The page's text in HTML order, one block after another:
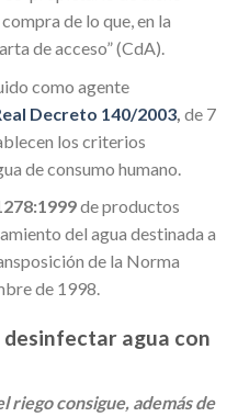
de lo que, en la
de acceso” (CdA).
como agente
Decreto 140/2003, de 7
los criterios
de consumo humano.
de productos
del agua destinada a
de la Norma
de 1998.
agua con
riego consigue, además de